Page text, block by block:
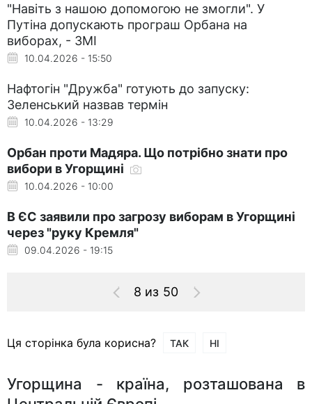
"Навіть з нашою допомогою не змогли". У
Путіна допускають програш Орбана на
виборах, - ЗМІ
10.04.2026 - 15:50
Нафтогін "Дружба" готують до запуску:
Зеленський назвав термін
10.04.2026 - 13:29
Орбан проти Мадяра. Що потрібно знати про
вибори в Угорщині
10.04.2026 - 10:00
В ЄС заявили про загрозу виборам в Угорщині
через "руку Кремля"
09.04.2026 - 19:15
8 из 50
Ця сторінка була корисна? ТАК НІ
Угорщина - країна, розташована в